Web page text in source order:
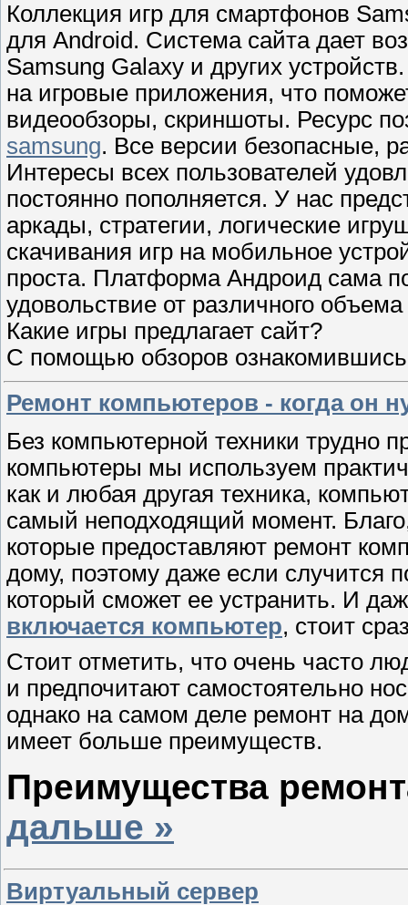
Коллекция игр для смартфонов
для Android. Система сайта дает
Samsung Galaxy и других
на игровые приложения, что
видеообзоры, скриншоты. Ресурс
samsung. Все версии безопасные,
Интересы всех пользователей
постоянно пополняется. У нас
аркады, стратегии, логические
скачивания игр на мобильное
проста. Платформа Андроид сама
удовольствие от различного объема
Какие игры предлагает сайт?
С помощью обзоров
Ремонт компьютеров - когда он
Без компьютерной техники трудно
компьютеры мы используем
как и любая другая техника,
самый неподходящий момент.
которые предоставляют ремонт
дому, поэтому даже если случится
который сможет ее устранить. И
включается компьютер, стоит
Стоит отметить, что очень часто
и предпочитают самостоятельно
однако на самом деле ремонт на
имеет больше преимуществ.
Преимущества
дальше »
Виртуальный сервер